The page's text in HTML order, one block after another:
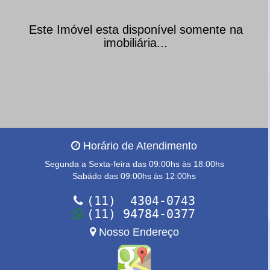
Este Imóvel esta disponível somente na
imobiliária...
Horário de Atendimento
Segunda a Sexta-feira das 09:00hs às 18:00hs
Sabádo das 09:00hs às 12:00hs
(11) 4304-0743
(11) 94784-0377
Nosso Endereço